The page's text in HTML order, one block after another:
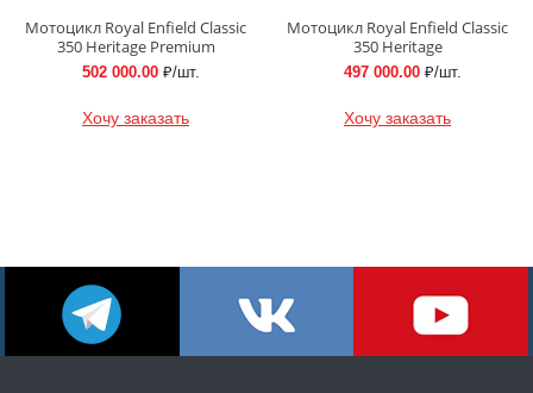
Мотоцикл Royal Enfield Classic
350 Heritage Premium
502 000.00 ₽/шт.
Хочу заказать
Мотоцикл Royal Enfield Classic
350 Heritage
497 000.00 ₽/шт.
Хочу заказать